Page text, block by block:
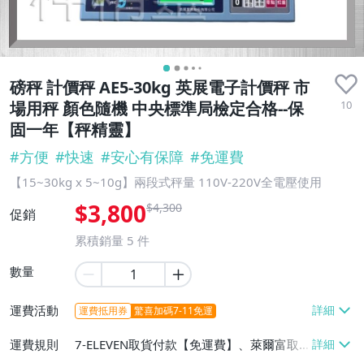
磅秤 計價秤 AE5-30kg 英展電子計價秤 市
場用秤 顏色隨機 中央標準局檢定合格--保
固一年【秤精靈】
10
#方便 #快速 #安心有保障 #免運費
【15~30kg x 5~10g】兩段式秤量 110V-220V全電壓使用
促銷 $3,800$4,300
累積銷量 5 件
數量
運費活動 運費抵用券 驚喜加碼7-11免運
運費規則
7-ELEVEN取貨付款【免運費】、萊爾富取